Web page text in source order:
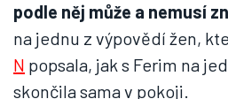
podle něj může a nemusí
na jednu z výpovědí žen,
N popsala, jak s Ferim na
skončila sama v pokoji.